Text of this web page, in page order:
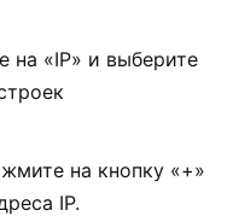
на «IP» и выберите
на кнопку «+»
IP.